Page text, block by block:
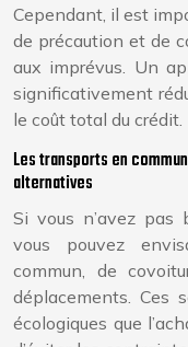
Cependant, il est
de précaution et de
aux imprévus. Un
significativement
le coût total du crédit.
Les transports en
alternatives
Si vous n’avez pas
vous pouvez
commun, de
déplacements. Ces
écologiques que